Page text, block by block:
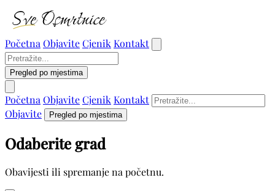
Početna ObjaviteCjenik Kontakt
Pregled po mjestima
Početna ObjaviteCjenik Kontakt
Objavite
Pregled po mjestima
Odaberite grad
Obavijesti ili spremanje na početnu.